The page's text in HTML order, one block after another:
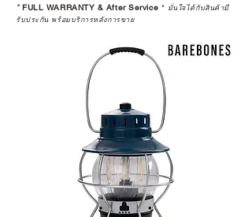
*FULL WARRANTY & After Service * มั่นใจได้กับสินค้ามี
รับประกัน พร้อมบริการหลังการขาย